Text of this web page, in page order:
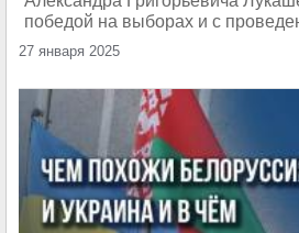
победой на выборах и с
27 января 2025